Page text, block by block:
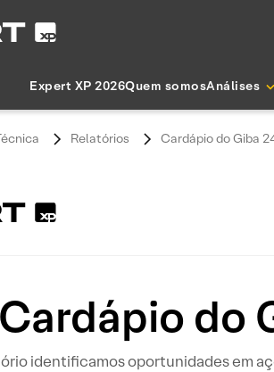
Expert XP 2026Quem somosAnálises
Relatórios Cardápio do Giba
Cardápio do
identificamos oportunidades em